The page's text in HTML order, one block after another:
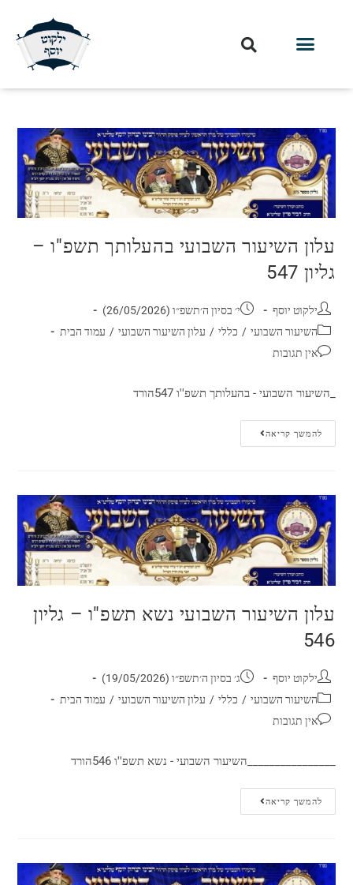
עלון השיעור השבועי בהעלותך תשפ"ו –
גליון 547
ילקוט יוסף
י׳ בסיון ה׳תשפ״ו (26/05/2026)
השיעור השבועי / כללי / עלון השיעור השבועי / עמוד הבית
אין תגובות
_השיעור השבועי - בהעלותך תשפ''ו 547הורד
להמשך קריאה
עלון השיעור השבועי נשא תשפ"ו – גליון
546
ילקוט יוסף
ג׳ בסיון ה׳תשפ״ו (19/05/2026)
השיעור השבועי / כללי / עלון השיעור השבועי / עמוד הבית
אין תגובות
________________השיעור השבועי - נשא תשפ''ו 546הורד
להמשך קריאה